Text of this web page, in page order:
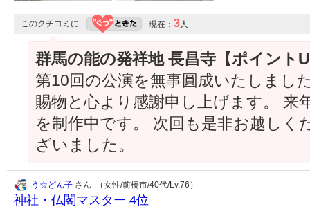
このクチコミに 現在： 3人
群馬の能の発祥地 長昌寺【ポイント
第10回の公演を無事圓成いたしまし
賜物と心より感謝申し上げます。 来
を制作中です。 次回も是非お越しく
ざいました。
う☆どん子 さん （女性/前橋市/40代/Lv.76）
神社・仏閣マスター 4位